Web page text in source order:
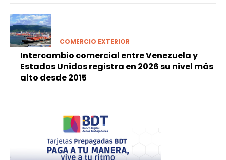
COMERCIO EXTERIOR
Intercambio comercial entre Venezuela y
Estados Unidos registra en 2026 su nivel más
alto desde 2015